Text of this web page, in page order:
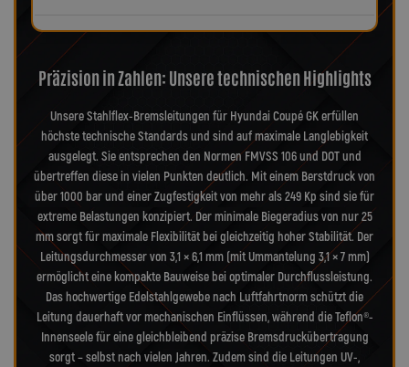
Präzision in Zahlen: Unsere technischen Highlights
Unsere Stahlflex-Bremsleitungen für Hyundai Coupé GK erfüllen
höchste technische Standards und sind auf maximale Langlebigkeit
ausgelegt. Sie entsprechen den Normen FMVSS 106 und DOT und
übertreffen diese in vielen Punkten deutlich. Mit einem Berstdruck von
über 1000 bar und einer Zugfestigkeit von mehr als 249 Kp sind sie für
extreme Belastungen konzipiert. Der minimale Biegeradius von nur 25
mm sorgt für maximale Flexibilität bei gleichzeitig hoher Stabilität. Der
Leitungsdurchmesser von 3,1 × 6,1 mm (mit Ummantelung 3,1 × 7 mm)
ermöglicht eine kompakte Bauweise bei optimaler Durchflussleistung.
Das hochwertige Edelstahlgewebe nach Luftfahrtnorm schützt die
Leitung dauerhaft vor mechanischen Einflüssen, während die Teflon®-
Innenseele für eine gleichbleibend präzise Bremsdruckübertragung
sorgt – selbst nach vielen Jahren. Zudem sind die Leitungen UV-,